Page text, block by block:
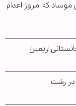
که امروز اعدام
اربعین
در رشت